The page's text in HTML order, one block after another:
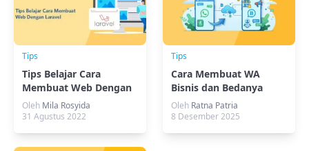
Tips
Tips Belajar Cara
Membuat Web Dengan
Laravel
Oleh Mila Rosyida
31 Agustus 2022
Tips
Cara Membuat WA
Bisnis dan Bedanya
dengan WA Biasa
Oleh Ratna Patria
8 Desember 2025